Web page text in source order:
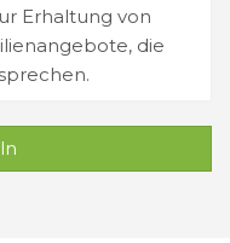
Erhaltung von
die